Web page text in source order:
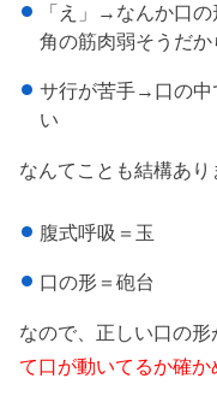
「え」→なんか口の
角の筋肉弱そうだ
サ行が苦手→口の中
い
なんてことも結構あり
腹式呼吸＝玉
口の形＝砲台
なので、正しい口の
て口が動いてるか確か